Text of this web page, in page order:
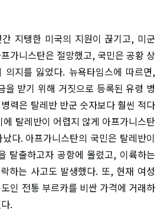
지탱한 미국의 지원이 끊기고, 미군
가니스탄은 절망했고, 국민은 공황 상
의지를 잃었다. 뉴욕타임스에 따르면,
을 받기 위해 거짓으로 등록된 유령 병
력은 탈레반 반군 숫자보다 훨씬 적다
탈레반이 어렵지 않게 아프가니스탄
다. 아프가니스탄의 국민은 탈레반이
탈출하고자 공항에 몰렸고, 이륙하는
하는 사고도 발생했다. 또, 현재 여성
인 전통 부르카를 비싼 가격에 거래하
.